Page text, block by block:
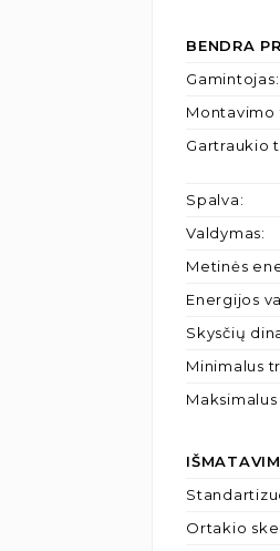
BENDRA
Gamintojas:
Montavimo
Gartraukio
Spalva:
Valdymas:
Metinės
Energijos
Skysčių
Minimalus
Ortakio